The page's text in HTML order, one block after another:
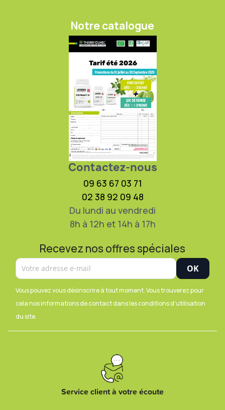
Notre catalogue
Contactez-nous
09 63 67 03 71
02 38 92 09 48
Du lundi au vendredi
8h à 12h et 14h à 17h
Recevez nos offres spéciales
Vous pouvez vous désinscrire à tout moment. Vous trouverez pour
cela nos informations de contact dans les conditions d'utilisation
du site.
Service client à votre écoute